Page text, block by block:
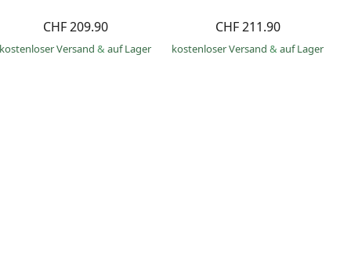
CHF 209.90
kostenloser Versand& auf Lager
CHF 211.90
kostenloser Versand& auf Lager